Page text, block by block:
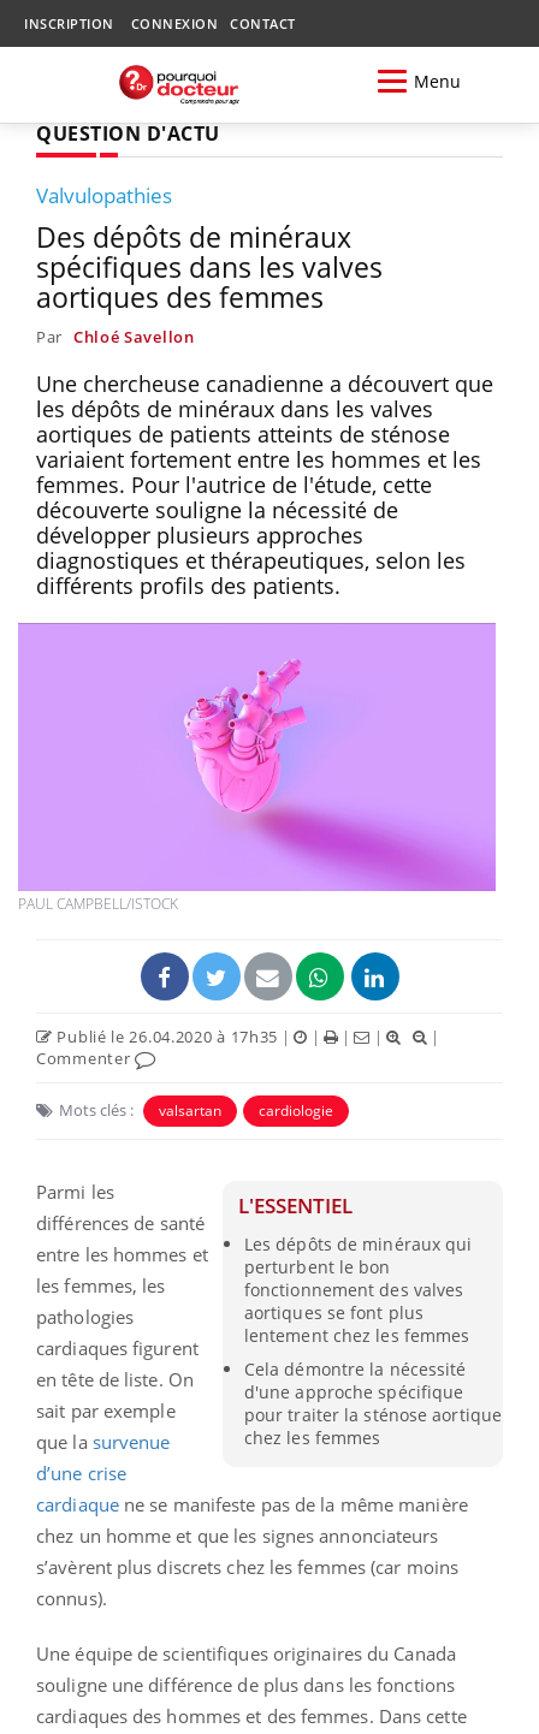
INSCRIPTION CONNEXION CONTACT
Menu
QUESTION D'ACTU
Valvulopathies
Des dépôts de minéraux
spécifiques dans les valves
aortiques des femmes
Par Chloé Savellon
Une chercheuse canadienne a découvert que
les dépôts de minéraux dans les valves
aortiques de patients atteints de sténose
variaient fortement entre les hommes et les
femmes. Pour l'autrice de l'étude, cette
découverte souligne la nécessité de
développer plusieurs approches
diagnostiques et thérapeutiques, selon les
différents profils des patients.
PAUL CAMPBELL/ISTOCK
Publié le 26.04.2020 à 17h35 | | | |
|
Commenter
Mots clés : valsartan cardiologie
L'ESSENTIEL
Les dépôts de minéraux qui
perturbent le bon
fonctionnement des valves
aortiques se font plus
lentement chez les femmes
Cela démontre la nécessité
d'une approche spécifique
pour traiter la sténose aortique
chez les femmes
Parmi les
différences de santé
entre les hommes et
les femmes, les
pathologies
cardiaques figurent
en tête de liste. On
sait par exemple
que la survenue
d’une crise
cardiaquene se manifeste pas de la même manière
chez un homme et que les signes annonciateurs
s’avèrent plus discrets chez les femmes (car moins
connus).
Une équipe de scientifiques originaires du Canada
souligne une différence de plus dans les fonctions
cardiaques des hommes et des femmes. Dans cette